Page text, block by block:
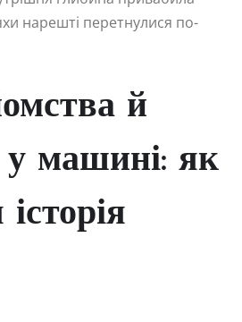
нарешті перетнулися по-
й
у машині: як